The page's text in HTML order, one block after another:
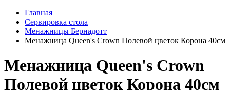
Главная
Сервировка стола
Менажницы Бернадотт
Менажница Queen's Crown Полевой цветок Корона 40см
Менажница Queen's Crown
Полевой цветок Корона 40см